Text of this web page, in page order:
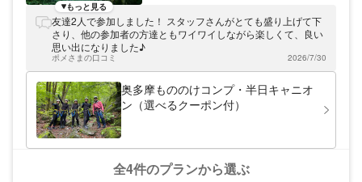
間半。想像を超える非日常体験・爽快アドベ
ンチャーをお楽しみ下さい！ 大自然が広が
る奥多摩の魅力 都心から電車で1時間半と好
立地にありながら、東京とは思えないほどの
深い緑、美しい渓谷、生い茂る苔、そして滝
の轟音。都会とは別世界が広がり、自然の鼓
動を感じることができます。キャニオニング
ツアーは、懸垂下降・スライダー・飛び込み
アーを提供！ 自然の魅力を思う存分楽しん
でいただきたい！という強い想いを持ってツ
アーを開催しています。だからこそ少人数制
もっと見る
友達2人で参加しました！ スタッフさんがとても盛り上げて下
さり、他の参加者の方達ともワイワイしながら楽しくて、良い
思い出になりました♪
ポメさまの口コミ 2026/7/30
奥多摩もののけコンプ・半日キャニオ
ン（選べるクーポン付）
全4件のプランから選ぶ